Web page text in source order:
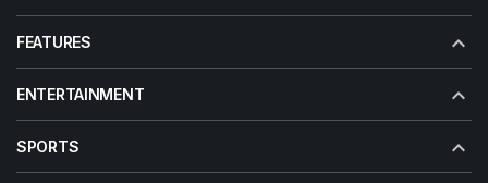
FEATURES
ENTERTAINMENT
SPORTS